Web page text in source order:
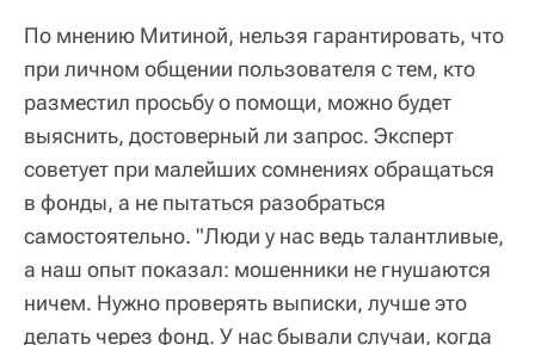
По мнению Митиной, нельзя гарантировать, что
при личном общении пользователя с тем, кто
разместил просьбу о помощи, можно будет
выяснить, достоверный ли запрос. Эксперт
советует при малейших сомнениях обращаться
в фонды, а не пытаться разобраться
самостоятельно. "Люди у нас ведь талантливые,
а наш опыт показал: мошенники не гнушаются
ничем. Нужно проверять выписки, лучше это
делать через фонд. У нас бывали случаи, когда